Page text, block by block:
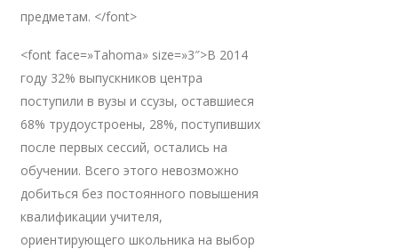
предметам. </font>
<font face=»Tahoma» size=»3″>В 2014
году 32% выпускников центра
поступили в вузы и ссузы, оставшиеся
68% трудоустроены, 28%, поступивших
после первых сессий, остались на
обучении. Всего этого невозможно
добиться без постоянного повышения
квалификации учителя,
ориентирующего школьника на выбор